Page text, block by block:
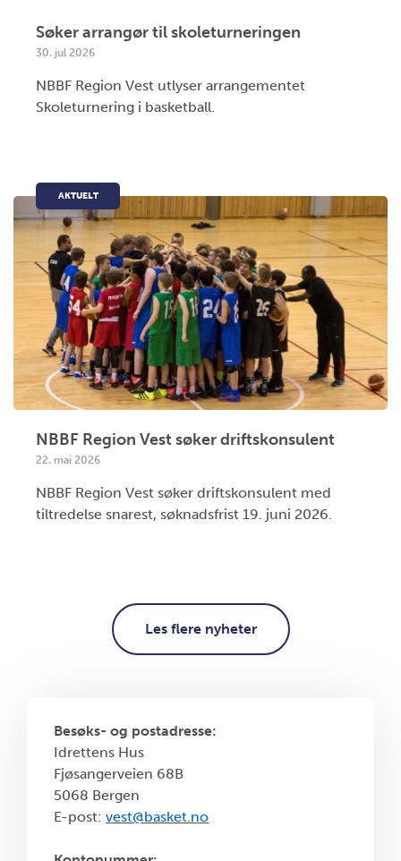
Søker arrangør til skoleturneringen
30. jul 2026
NBBF Region Vest utlyser arrangementet
Skoleturnering i basketball.
AKTUELT
NBBF Region Vest søker driftskonsulent
22. mai 2026
NBBF Region Vest søker driftskonsulent med
tiltredelse snarest, søknadsfrist 19. juni 2026.
Les flere nyheter
Besøks- og postadresse:
Idrettens Hus
Fjøsangerveien 68B
5068 Bergen
E-post: vest@basket.no